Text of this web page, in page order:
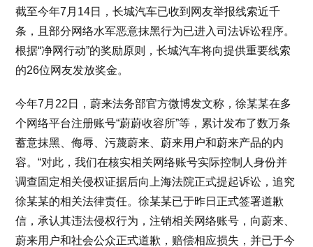
截至今年7月14日，长城汽车已收到网友举报线索近千
条，且部分网络水军恶意抹黑行为已进入司法诉讼程序。
根据“净网行动”的奖励原则，长城汽车将向提供重要线索
的26位网友发放奖金。
今年7月22日，蔚来法务部官方微博发文称，徐某某在多
个网络平台注册账号“蔚蔚收容所”等，累计发布了数万条
蓄意抹黑、侮辱、污蔑蔚来、蔚来用户和蔚来产品的内
容。“对此，我们在核实相关网络账号实际控制人身份并
调查固定相关侵权证据后向上海法院正式提起诉讼，追究
徐某某的相关法律责任。徐某某已于昨日正式签署道歉
信，承认其违法侵权行为，注销相关网络账号，向蔚来、
蔚来用户和社会公众正式道歉，赔偿相应损失，并已于今